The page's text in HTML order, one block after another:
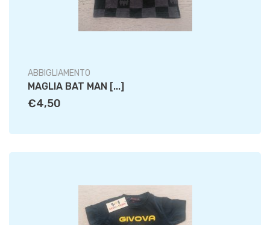
ABBIGLIAMENTO
MAGLIA BAT MAN [...]
€4,50